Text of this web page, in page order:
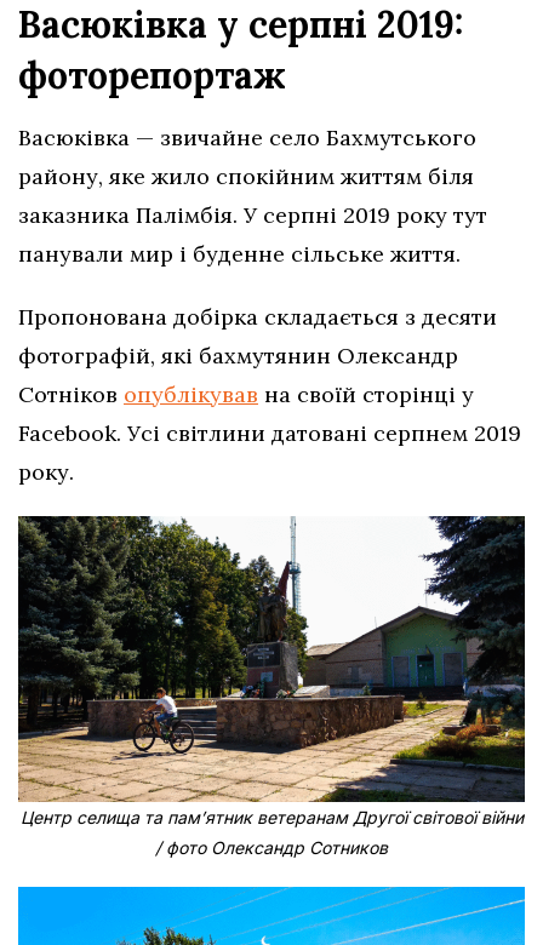
Васюківка у серпні 2019:
фоторепортаж
Васюківка — звичайне село Бахмутського
району, яке жило спокійним життям біля
заказника Палімбія. У серпні 2019 року тут
панували мир і буденне сільське життя.
Пропонована добірка складається з десяти
фотографій, які бахмутянин Олександр
Сотніков опублікував на своїй сторінці у
Facebook. Усі світлини датовані серпнем 2019
року.
Центр селища та пам’ятник ветеранам Другої світової війни
/ фото Олександр Сотников